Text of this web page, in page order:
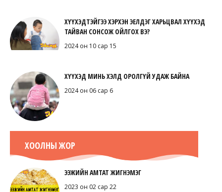
ХҮҮХЭДТЭЙГЭЭ ХЭРХЭН ЭЕЛДЭГ ХАРЬЦВАЛ ХҮҮХЭД
ТАЙВАН СОНСОЖ ОЙЛГОХ ВЭ?
2024 он 10 сар 15
ХҮҮХЭД МИНЬ ХЭЛД ОРОЛГҮЙ УДАЖ БАЙНА
2024 он 06 сар 6
ХООЛНЫ ЖОР
ЭЭЖИЙН АМТАТ ЖИГНЭМЭГ
2023 он 02 сар 22